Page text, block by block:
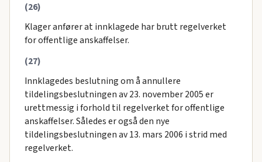
(26)
Klager anfører at innklagede har brutt regelverket
for offentlige anskaffelser.
(27)
Innklagedes beslutning om å annullere
tildelingsbeslutningen av 23. november 2005 er
urettmessig i forhold til regelverket for offentlige
anskaffelser. Således er også den nye
tildelingsbeslutningen av 13. mars 2006 i strid med
regelverket.